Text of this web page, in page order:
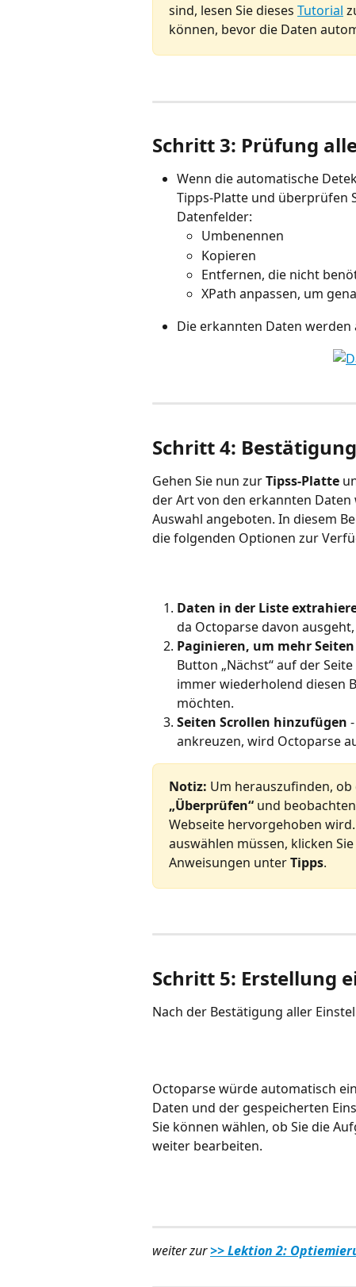
sind, lesen Sie dieses Tutorial
können, bevor die Daten
Schritt 3: Prüfung
Wenn die automatische
Tipps-Platte und überprüfen
Datenfelder:
Umbenennen
Kopieren
Entfernen, die nicht
XPath anpassen, um
Die erkannten Daten
Schritt 4:
Gehen Sie nun zur Tipss-Platte
der Art von den erkannten
Auswahl angeboten. In diesem
die folgenden Optionen zur
Daten in der Liste
da Octoparse davon
Paginieren, um mehr
Button „Nächst“ auf der
immer wiederholend diesen
möchten.
Seiten Scrollen hinzufügen
ankreuzen, wird Octoparse
Notiz: Um herauszufinden,
„Überprüfen“ und
Webseite hervorgehoben
auswählen müssen, klicken
Anweisungen unter Tipps.
Schritt 5: Erstellung
Nach der Bestätigung aller
Octoparse würde automatisch
Daten und der gespeicherten
Sie können wählen, ob Sie die
weiter bearbeiten.
weiter zur >> Lektion 2: